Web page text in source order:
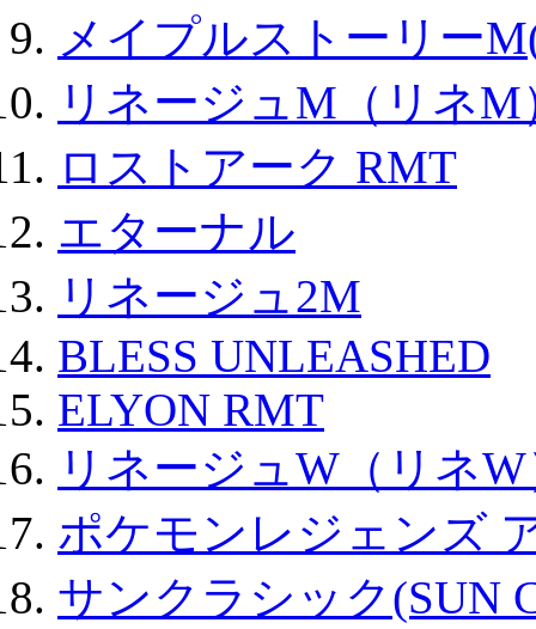
メイプルストーリー
リネージュM（リネM
ロストアーク RMT
エターナル
リネージュ2M
BLESS UNLEASHED
ELYON RMT
リネージュW（リネ
ポケモンレジェンズ
サンクラシック(SUN